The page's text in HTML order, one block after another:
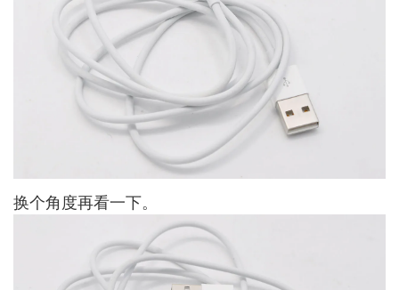
换个角度再看一下。